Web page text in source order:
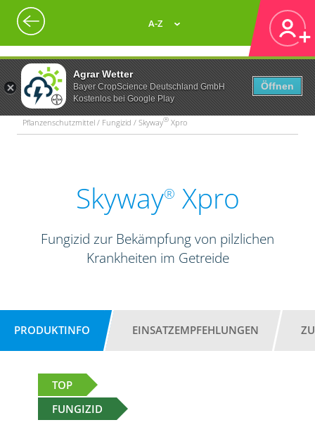
Agrar Wetter
Bayer CropScience Deutschland GmbH
Kostenlos bei Google Play
Öffnen
A-Z
Pflanzenschutzmittel / Fungizid / Skyway® Xpro
Skyway® Xpro
Fungizid zur Bekämpfung von pilzlichen
Krankheiten im Getreide
PRODUKTINFO EINSATZEMPFEHLUNGEN
TOP
FUNGIZID